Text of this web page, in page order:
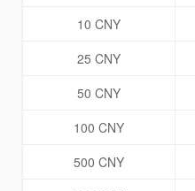
10 CNY
25 CNY
50 CNY
100 CNY
500 CNY